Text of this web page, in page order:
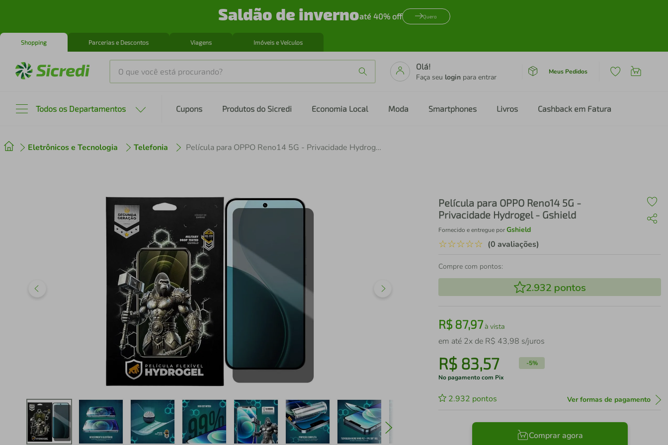
Saldão de invernoaté 40% off Quero
Shopping Parcerias e Descontos Viagens Imóveis e Veículos
O que você está procurando?
Olá!
Faça seu login para entrar
Meus Pedidos
Todos os Departamentos Cupons Produtos do Sicredi Economia Local Moda Smartphones Livros Cashback em Fatura
Eletrônicos e Tecnologia Telefonia Película para OPPO Reno14 5G - Privacidade Hydrogel - Gshield
Película para OPPO Reno14 5G -
Privacidade Hydrogel - Gshield
Fornecido e entregue porGshield
☆☆☆☆☆ (0 avaliações)
Compre com pontos:
2.932 pontos
R$87,97à vista
em até 2x de R$ 43,98 s/juros
R$ 83,57 -5%
No pagamento com Pix
2.932 pontos Ver formas de pagamento
Comprar agora
2º cafeteira
air fryer
iphone